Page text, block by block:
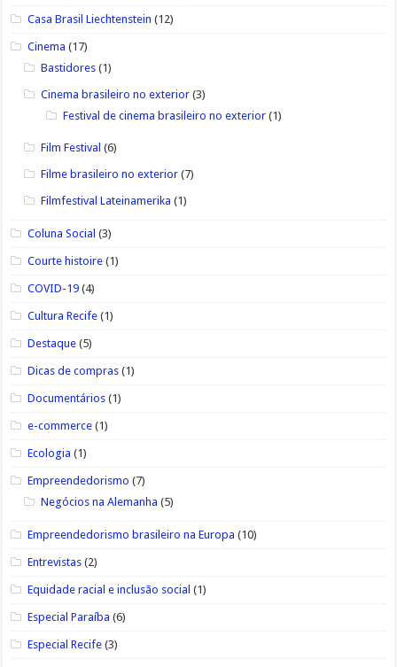
Casa Brasil Liechtenstein (12)
Cinema (17)
Bastidores (1)
Cinema brasileiro no exterior (3)
Festival de cinema brasileiro no exterior (1)
Film Festival (6)
Filme brasileiro no exterior (7)
Filmfestival Lateinamerika (1)
Coluna Social (3)
Courte histoire (1)
COVID-19 (4)
Cultura Recife (1)
Destaque (5)
Dicas de compras (1)
Documentários (1)
e-commerce (1)
Ecologia (1)
Empreendedorismo (7)
Negócios na Alemanha (5)
Empreendedorismo brasileiro na Europa (10)
Entrevistas (2)
Equidade racial e inclusão social (1)
Especial Paraíba (6)
Especial Recife (3)